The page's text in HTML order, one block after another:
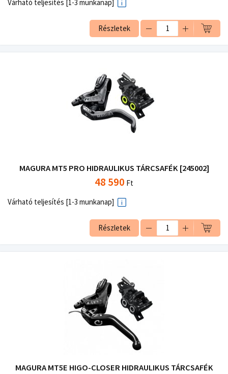
Várható teljesítés [1-3 munkanap]
Részletek
MAGURA MT5 PRO HIDRAULIKUS TÁRCSAFÉK [245002]
48 590 Ft
Várható teljesítés [1-3 munkanap]
Részletek
MAGURA MT5E HIGO-CLOSER HIDRAULIKUS TÁRCSAFÉK